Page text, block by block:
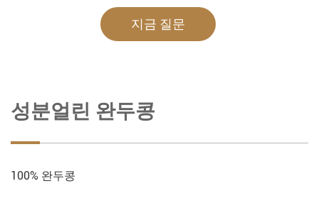
지금 질문
성분얼린 완두콩
100% 완두콩